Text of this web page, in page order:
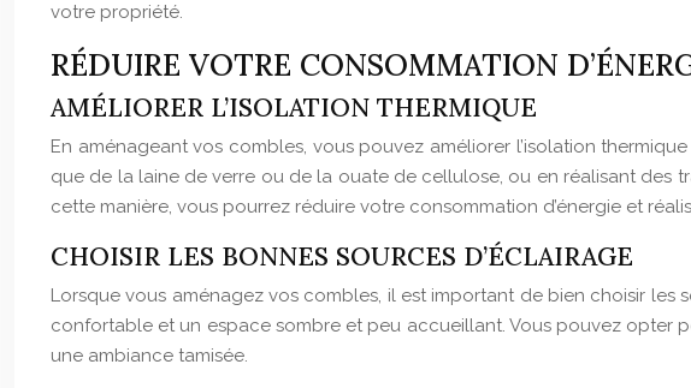
votre propriété.
RÉDUIRE VOTRE CONSOMMATION
AMÉLIORER L’ISOLATION THERMIQUE
En aménageant vos combles, vous pouvez améliorer l’isolation
que de la laine de verre ou de la ouate de cellulose, ou en réalisant des
cette manière, vous pourrez réduire votre consommation d’énergie et
CHOISIR LES BONNES SOURCES D’ÉCLAIRAGE
Lorsque vous aménagez vos combles, il est important de bien choisir les
confortable et un espace sombre et peu accueillant. Vous pouvez opter
une ambiance tamisée.